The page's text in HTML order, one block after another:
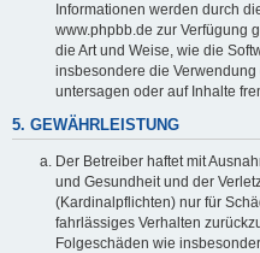
Informationen werden durch
www.phpbb.de zur Verfügung
die Art und Weise, wie die
insbesondere die
untersagen oder auf Inhalte
5. GEWÄHRLEISTUNG
Der Betreiber haftet mit
und Gesundheit und der
(Kardinalpflichten) nur für
fahrlässiges Verhalten
Folgeschäden wie